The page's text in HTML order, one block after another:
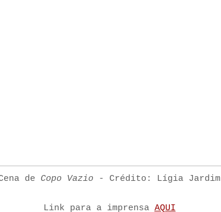
de Copo Vazio - Crédito: Lígia Jardim
Link para a imprensa AQUI